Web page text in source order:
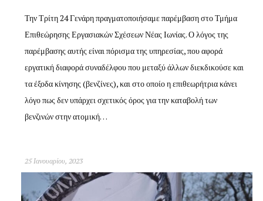
Την Τρίτη 24 Γενάρη πραγματοποιήσαμε παρέμβαση στο Τμήμα
Επιθεώρησης Εργασιακών Σχέσεων Νέας Ιωνίας. Ο λόγος της
παρέμβασης αυτής είναι πόρισμα της υπηρεσίας, που αφορά
εργατική διαφορά συναδέλφου που μεταξύ άλλων διεκδικούσε και
τα έξοδα κίνησης (βενζίνες), και στο οποίο η επιθεωρήτρια κάνει
λόγο πως δεν υπάρχει σχετικός όρος για την καταβολή των
βενζινών στην ατομική…
25 Ιανουαρίου, 2023